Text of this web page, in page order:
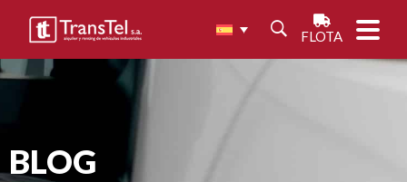
FLOTA
BLOG